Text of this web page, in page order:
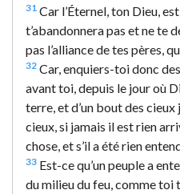
31 Car l’Éternel, ton Dieu,
t’abandonnera pas et ne te
pas l’alliance de tes pères,
32 Car, enquiers-toi donc
avant toi, depuis le jour où
terre, et d’un bout des cieux
cieux, si jamais il est rien
chose, et s’il a été rien
33 Est-ce qu’un peuple a
du milieu du feu, comme toi